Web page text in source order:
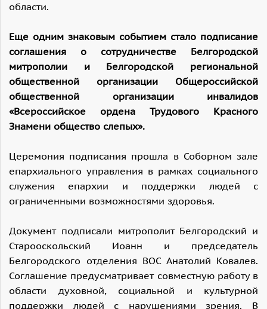
области.
Еще одним знаковым событием стало подписание
соглашения о сотрудничестве Белгородской
митрополии и Белгородской региональной
общественной организации Общероссийской
общественной организации инвалидов
«Всероссийское ордена Трудового Красного
Знамени общество слепых».
Церемония подписания прошла в Соборном зале
епархиального управления в рамках социального
служения епархии и поддержки людей с
ограниченными возможностями здоровья.
Документ подписали митрополит Белгородский и
Старооскольский Иоанн и председатель
Белгородского отделения ВОС Анатолий Ковалев.
Соглашение предусматривает совместную работу в
области духовной, социальной и культурной
поддержки людей с нарушениями зрения. В